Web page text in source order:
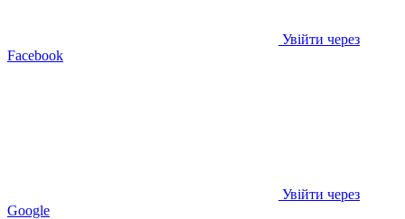
Увійти через
Facebook
Увійти через
Google